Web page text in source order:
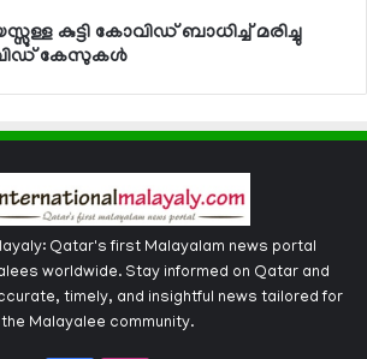
കുട്ടി കോവിഡ് ബാധിച്ച് മരിച്ചു
കേസുകള്‍
Qatar's first Malayalam news portal
worldwide. Stay informed on Qatar and
timely, and insightful news tailored for
the Malayalee community.